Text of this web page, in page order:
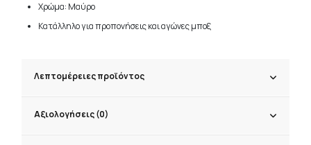
Χρώμα: Μαύρο
Κατάλληλο για προπονήσεις και αγώνες μποξ
Λεπτομέρειες προϊόντος
Αξιολογήσεις (0)